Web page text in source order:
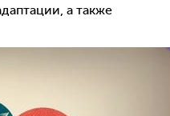
а также